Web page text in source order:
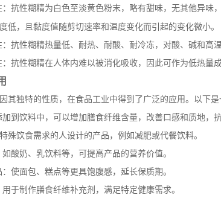
：抗性糊精为白色至淡黄色粉末，略有甜味，无其他异味
低，且黏度值随剪切速率和温度变化而引起的变化微小。
：抗性糊精热量低、耐热、耐酸、耐冷冻，对酸、碱和高
：抗性糊精在人体内难以被消化吸收，因此可作为低热量
其独特的性质，在食品工业中得到了广泛的应用。以下是
加到饮料中，可以增加膳食纤维含量，改善口感和质地，
殊饮食需求的人设计的产品，例如减肥或代餐饮料。
如酸奶、乳饮料等，可提高产品的营养价值。
：使面包、糕点等更具饱腹感，延长保质期。
用于制作膳食纤维补充剂，满足特定健康需求。